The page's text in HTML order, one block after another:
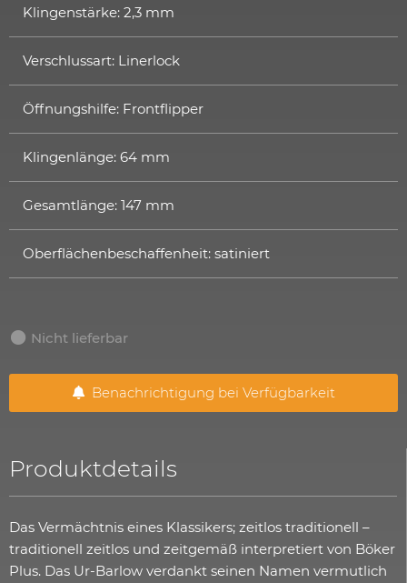
Klingenstärke: 2,3 mm
Verschlussart: Linerlock
Öffnungshilfe: Frontflipper
Klingenlänge: 64 mm
Gesamtlänge: 147 mm
Oberflächenbeschaffenheit: satiniert
Nicht lieferbar
Benachrichtigung bei Verfügbarkeit
Produktdetails
Das Vermächtnis eines Klassikers; zeitlos traditionell –
traditionell zeitlos und zeitgemäß interpretiert von Böker
Plus. Das Ur-Barlow verdankt seinen Namen vermutlich